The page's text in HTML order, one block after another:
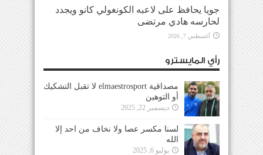
جويا يحافظ على لاعبه الكونغولي كانو ويجدد
لحارسه هادي مرتضى
أغسطس 7, 2026
رأي المايسترو
مصداقية elmaestrosport لا تقبل التشكيك
أو التوهين
ديسمبر 22, 2025
لسنا مكسر عصا ولا نخاف من احد إلا
الله
يوليو 6, 2025